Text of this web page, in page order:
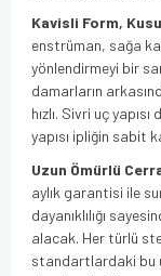
Kavisli Form,
enstrüman, sağa
yönlendirmeyi bir
damarların
hızlı. Sivri uç
yapısı ipliğin sabit
Uzun Ömürlü
aylık garantisi ile
dayanıklılığı
alacak. Her türlü
standartlardaki bu